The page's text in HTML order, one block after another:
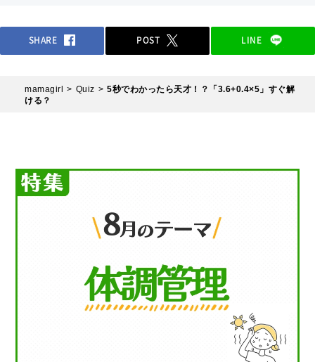
SHARE POST LINE
mamagirl Quiz
5秒でわかったら天才！？「3.6+0.4×5」すぐ解
ける？